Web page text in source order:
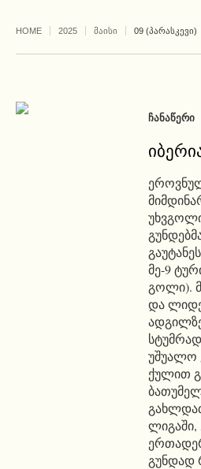
HOME 2025 ᲛᲐᲘᲡᲘ 09 (ᲞᲐᲠᲐᲡᲙᲔᲕᲘ)
ᲩᲐᲜᲐᲬᲔᲠᲘ
მე-9
გოლი).
და
უშუალო
ქულით
ლიგაში,
გუნდად